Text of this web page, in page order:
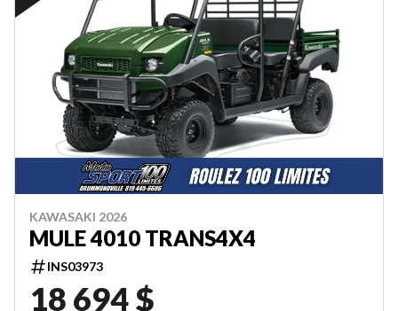
KAWASAKI 2026
MULE 4010 TRANS4X4
INS03973
18 694 $